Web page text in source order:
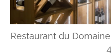
Restaurant du